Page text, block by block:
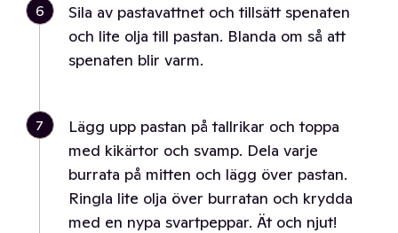
6
Sila av pastavattnet och tillsätt spenaten
och lite olja till pastan. Blanda om så att
spenaten blir varm.
7
Lägg upp pastan på tallrikar och toppa
med kikärtor och svamp. Dela varje
burrata på mitten och lägg över pastan.
Ringla lite olja över burratan och krydda
med en nypa svartpeppar. Ät och njut!